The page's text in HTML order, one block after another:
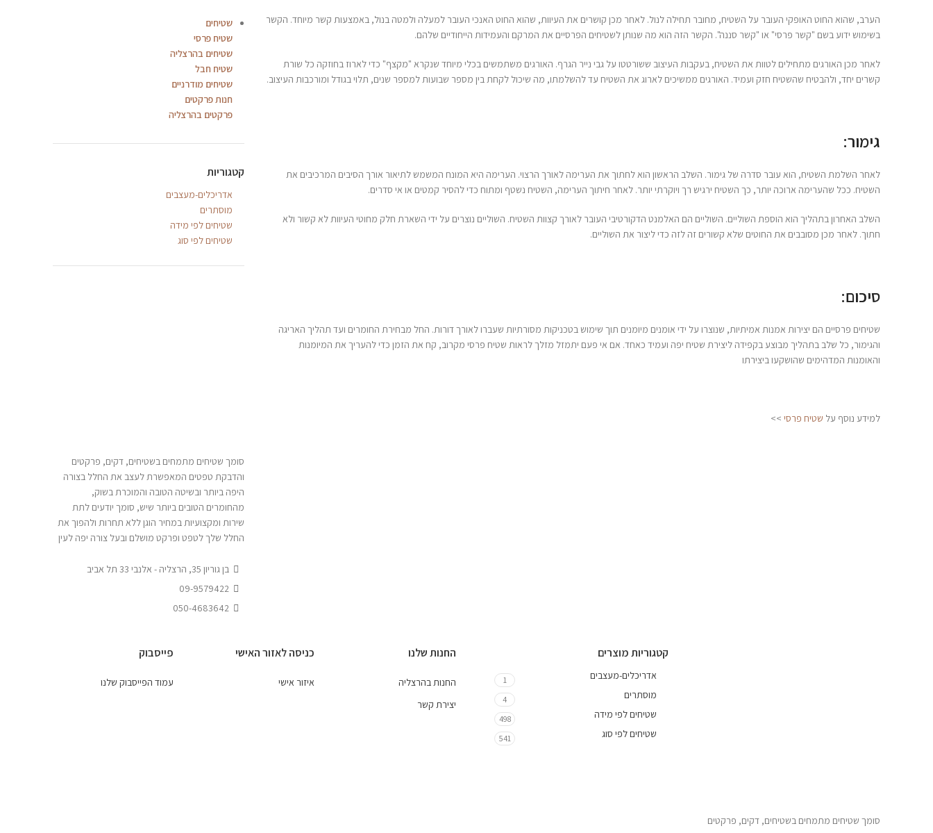
הערב, שהוא החוט האופקי העובר על השטיח, מחובר תחילה לנול. לאחר מכן קושרים את העיוות, שהוא החוט האנכי העובר למעלה ולמטה בנול, באמצעות קשר מיוחד. הקשר
בשימוש ידוע בשם "קשר פרסי" או "קשר סננה". הקשר הזה הוא מה שנותן לשטיחים הפרסיים את המרקם והעמידות הייחודיים שלהם.
לאחר מכן האורגים מתחילים לטוות את השטיח, בעקבות העיצוב ששורטטו על גבי נייר הגרף. האורגים משתמשים בכלי מיוחד שנקרא "מקצף" כדי לארוז בחוזקה כל שורת
קשרים יחד, ולהבטיח שהשטיח חזק ועמיד. האורגים ממשיכים לארוג את השטיח עד להשלמתו, מה שיכול לקחת בין מספר שבועות למספר שנים, תלוי בגודל ומורכבות העיצוב.
גימור:
לאחר השלמת השטיח, הוא עובר סדרה של גימור. השלב הראשון הוא לחתוך את הערימה לאורך הרצוי. הערימה היא המונח המשמש לתיאור אורך הסיבים המרכיבים את
השטיח. ככל שהערימה ארוכה יותר, כך השטיח ירגיש רך ויוקרתי יותר. לאחר חיתוך הערימה, השטיח נשטף ומתוח כדי להסיר קמטים או אי סדרים.
השלב האחרון בתהליך הוא הוספת השוליים. השוליים הם האלמנט הדקורטיבי העובר לאורך קצוות השטיח. השוליים נוצרים על ידי השארת חלק מחוטי העיוות לא קשור ולא
חתוך. לאחר מכן מסובבים את החוטים שלא קשורים זה לזה כדי ליצור את השוליים.
סיכום:
שטיחים פרסיים הם יצירות אמנות אמיתיות, שנוצרו על ידי אומנים מיומנים תוך שימוש בטכניקות מסורתיות שעברו לאורך דורות. החל מבחירת החומרים ועד תהליך האריגה
והגימור, כל שלב בתהליך מבוצע בקפידה ליצירת שטיח יפה ועמיד כאחד. אם אי פעם יתמזל מזלך לראות שטיח פרסי מקרוב, קח את הזמן כדי להעריך את המיומנות
והאומנות המדהימים שהושקעו ביצירתו
למידע נוסף על שטיח פרסי >>
שטיחים
שטיח פרסי
שטיחים בהרצליה
שטיח חבל
שטיחים מודרניים
חנות פרקטים
פרקטים בהרצליה
קטגוריות
אדריכלים-מעצבים
מוסתרים
שטיחים לפי מידה
שטיחים לפי סוג
סומך שטיחים מתמחים בשטיחים, דקים, פרקטים
והדבקת טפטים המאפשרת לעצב את החלל בצורה
היפה ביותר ובשיטה הטובה והמוכרת בשוק,
מהחומרים הטובים ביותר שיש, סומך יודעים לתת
שירות ומקצועיות במחיר הוגן ללא תחרות ולהפוך את
החלל שלך לטפט ופרקט מושלם ובעל צורה יפה לעין
בן גוריון 35, הרצליה - אלנבי 33 תל אביב
09-9579422
050-4683642
סומך שטיחים מתמחים בשטיחים, דקים, פרקטים
קטגוריות מוצרים
אדריכלים-מעצבים 1
מוסתרים 4
שטיחים לפי מידה 498
שטיחים לפי סוג 541
החנות שלנו
החנות בהרצליה
יצירת קשר
כניסה לאזור האישי
איזור אישי
פייסבוק
עמוד הפייסבוק שלנו